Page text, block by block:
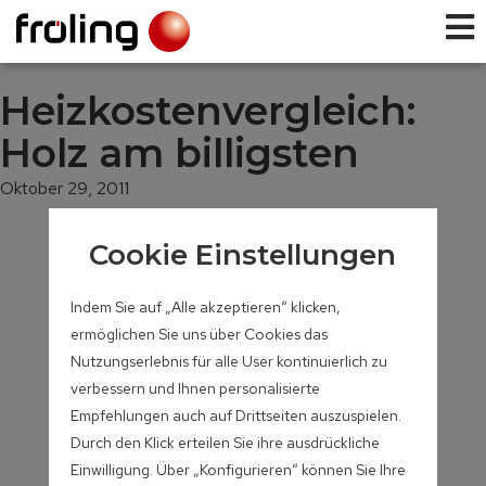
Heizkostenvergleich:
Holz am billigsten
Oktober 29, 2011
Cookie Einstellungen
Indem Sie auf „Alle akzeptieren“ klicken,
ermöglichen Sie uns über Cookies das
Nutzungserlebnis für alle User kontinuierlich zu
verbessern und Ihnen personalisierte
Empfehlungen auch auf Drittseiten auszuspielen.
Durch den Klick erteilen Sie ihre ausdrückliche
Einwilligung. Über „Konfigurieren“ können Sie Ihre